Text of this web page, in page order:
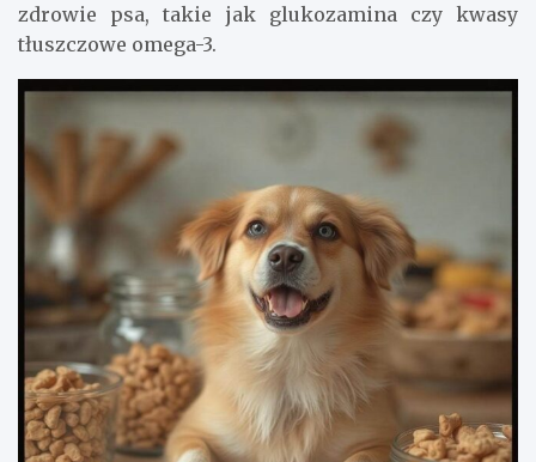
zdrowie psa, takie jak glukozamina czy kwasy
tłuszczowe omega-3.